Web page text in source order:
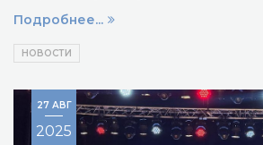
Подробнее...
НОВОСТИ
27 АВГ
2025